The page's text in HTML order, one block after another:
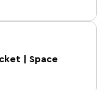
| Space